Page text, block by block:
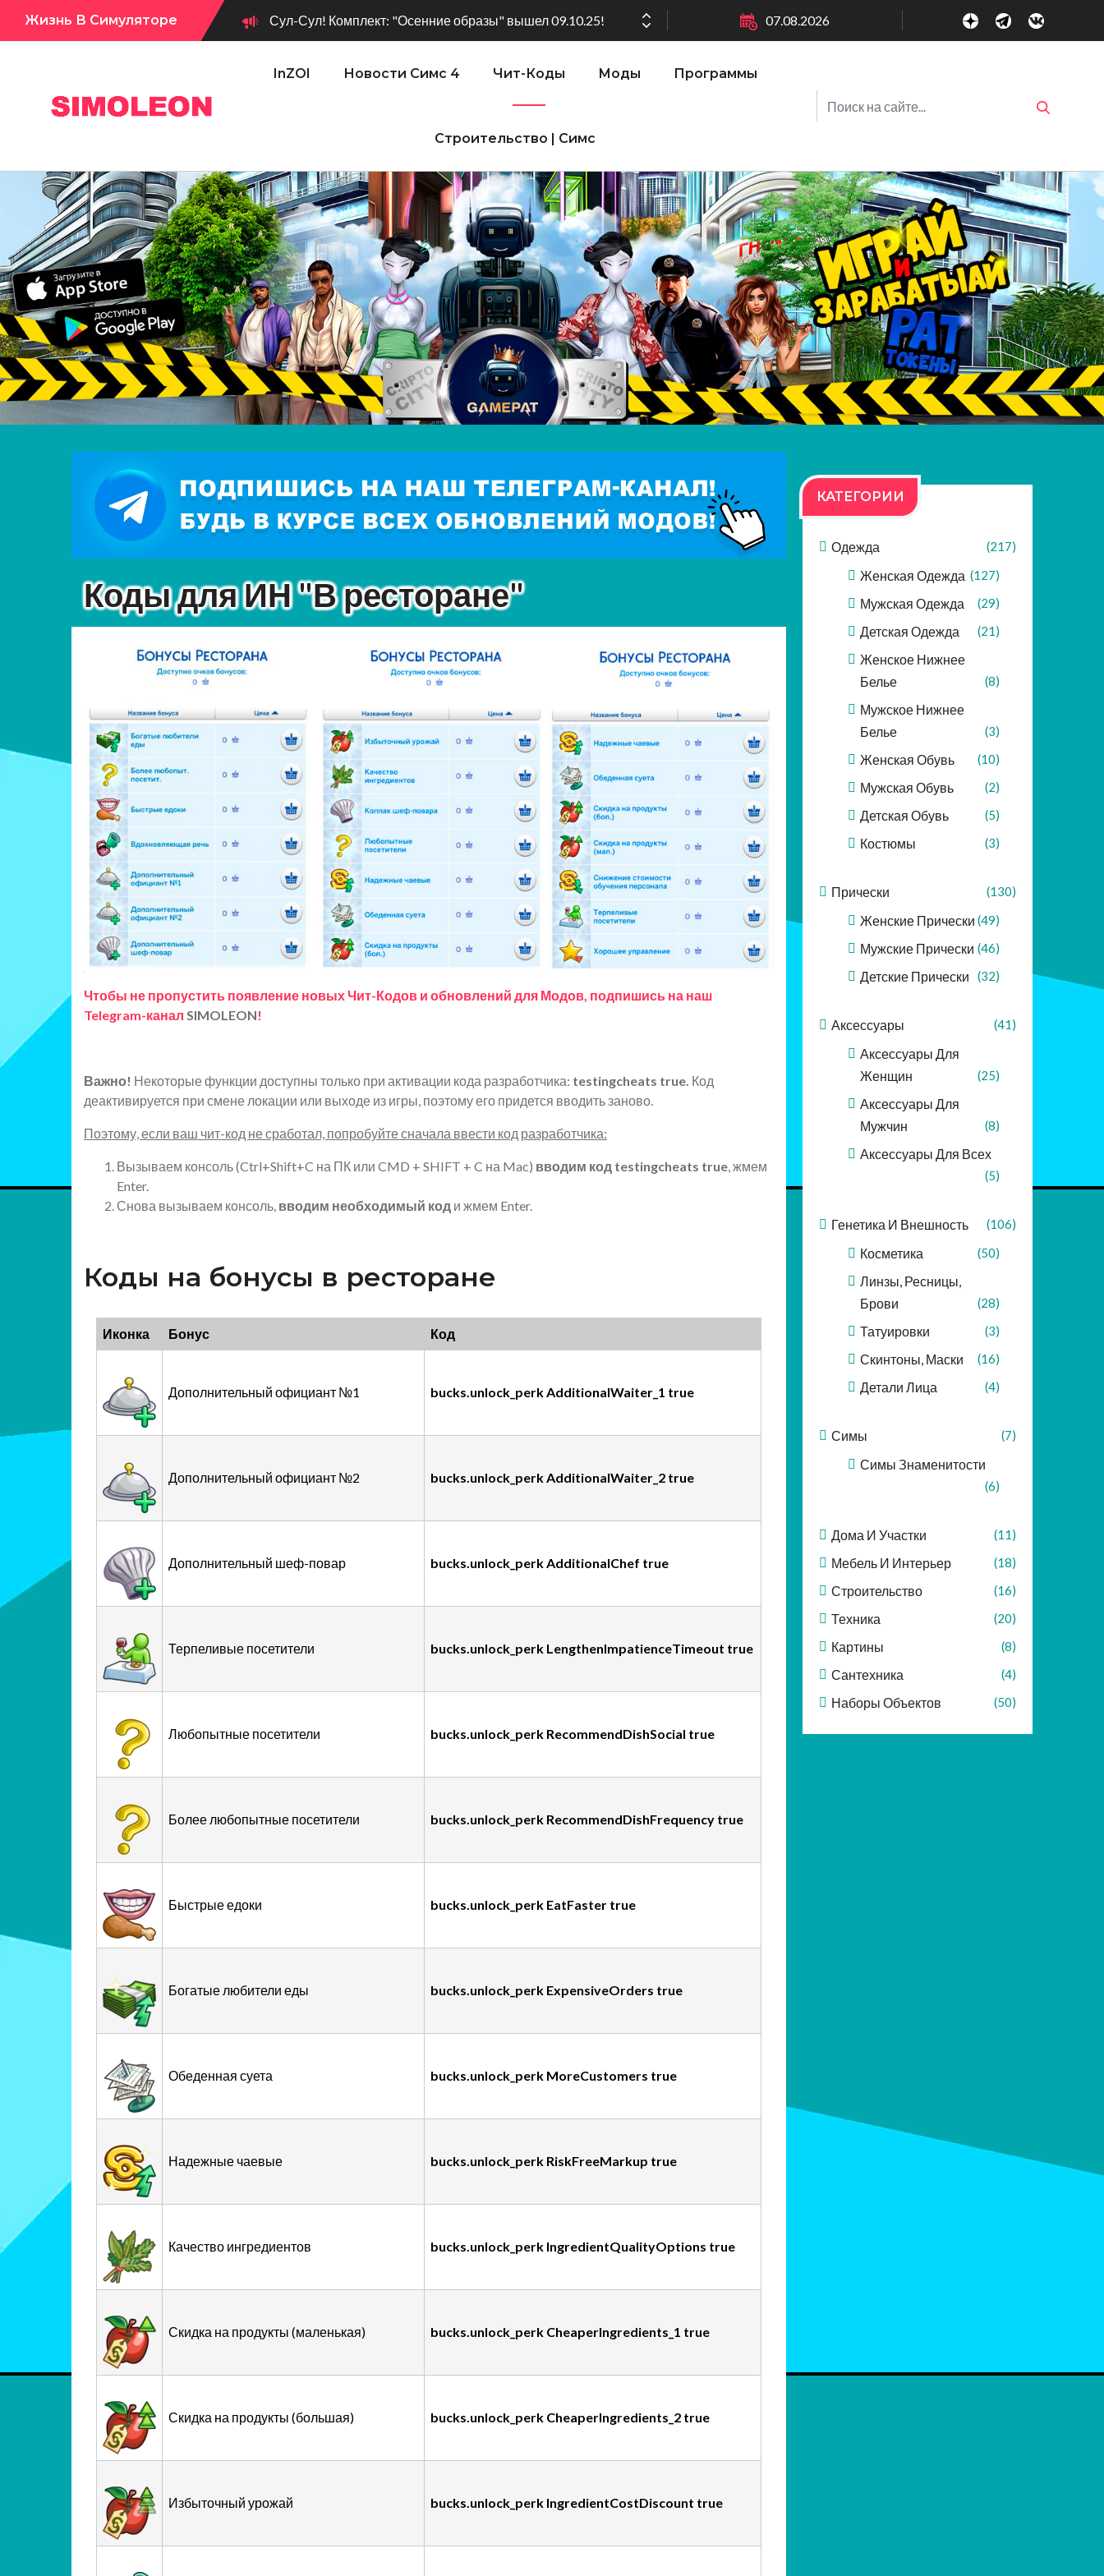
Жизнь В Симуляторе 07.08.2026
InZOI Новости Симс 4 Чит-Коды Моды Программы
Строительство | Симс
Коды для ИН "В ресторане"
Чтобы не пропустить появление новых Чит-Кодов и обновлений для Модов, подпишись на наш
Telegram-канал SIMOLEON!
Важно! Некоторые функции доступны только при активации кода разработчика: testingcheats true. Код
деактивируется при смене локации или выходе из игры, поэтому его придется вводить заново.
Поэтому, если ваш чит-код не сработал, попробуйте сначала ввести код разработчика:
Вызываем консоль (Ctrl+Shift+C на ПК или CMD + SHIFT + C на Mac) вводим код testingcheats true , жмем
Enter.
Снова вызываем консоль, вводим необходимый код и жмем Enter.
Коды на бонусы в ресторане
Иконка Бонус Код
Дополнительный официант №1 bucks.unlock_perk AdditionalWaiter_1 true
Дополнительный официант №2 bucks.unlock_perk AdditionalWaiter_2 true
Дополнительный шеф-повар bucks.unlock_perk AdditionalChef true
Терпеливые посетители bucks.unlock_perk LengthenImpatienceTimeout true
Любопытные посетители bucks.unlock_perk RecommendDishSocial true
Более любопытные посетители bucks.unlock_perk RecommendDishFrequency true
Быстрые едоки bucks.unlock_perk EatFaster true
Богатые любители еды bucks.unlock_perk ExpensiveOrders true
Обеденная суета bucks.unlock_perk MoreCustomers true
Надежные чаевые bucks.unlock_perk RiskFreeMarkup true
Качество ингредиентов bucks.unlock_perk IngredientQualityOptions true
Скидка на продукты (маленькая) bucks.unlock_perk CheaperIngredients_1 true
Скидка на продукты (большая) bucks.unlock_perk CheaperIngredients_2 true
Избыточный урожай bucks.unlock_perk IngredientCostDiscount true
КАТЕГОРИИ
Одежда (217)
Женская Одежда (127)
Мужская Одежда (29)
Детская Одежда (21)
Женское Нижнее
Белье
(8)
Мужское Нижнее
Белье
(3)
Женская Обувь (10)
Мужская Обувь (2)
Детская Обувь (5)
Костюмы (3)
Прически (130)
Женские Прически (49)
Мужские Прически (46)
Детские Прически (32)
Аксессуары (41)
Аксессуары Для
Женщин
(25)
Аксессуары Для
Мужчин
(8)
Аксессуары Для Всех
(5)
Генетика И Внешность (106)
Косметика (50)
Линзы, Ресницы,
Брови
(28)
Татуировки (3)
Скинтоны, Маски (16)
Детали Лица (4)
Симы (7)
Симы Знаменитости
(6)
Дома И Участки (11)
Мебель И Интерьер (18)
Строительство (16)
Техника (20)
Картины (8)
Сантехника (4)
Наборы Объектов (50)